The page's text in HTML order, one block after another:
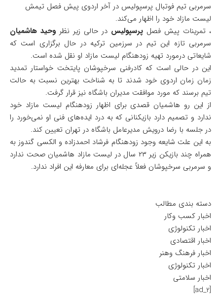
سرمربی تیم فوتبال پرسپولیس در آخر اردوی پیش فصل تیمش
لیست مازاد خود را اظهار می‌کند.
، تمرینات پیش فصل پرسپولیس در حالی زیر نظر وحید هاشمیان
سرمربی تازه این تیم در سرزمین ترکیه در حال برگزاری است که
شایعاتی درمورد تهیه زودهنگام لیست مازاد او نقل شده است.
این در حالی است که کادرفنی سرخپوشان پایتخت خواستار تمدید
زمان زمان اردوی خود شدند تا به شناخت بهترین نسبت به حالت
تیم برسند که مورد موافقت مدیران باشگاه نیز قرار گرفت.
از این رو هاشمیان قصدی برای اظهار زودهنگام لیست مازاد خود
ندارد و تصمیم دارد بازیکنانی که به درد ایده‌های فنی او نمی‌خورد را
در جلسه با رضا درویش مدیرعامل باشگاه در تهران تعیین کند.
به این علت شایعه وجود زودهنگام فرشاد احمدزاده و الکسی گندوز به
همراه چند بازیکن زیر ۲۳ سال در لیست مازاد هاشمیان صحت ندارد
و سرمربی سرخپوشان فعلاً عجله‌ای برای معارفه این افراد ندارد.
دسته بندی مطالب
اخبار کسب وکار
اخبار تکنولوژی
اخبار اقتصادی
اخبار فرهنگ وهنر
اخبار تکنولوژی
اخبار سلامتی
[ad_2]